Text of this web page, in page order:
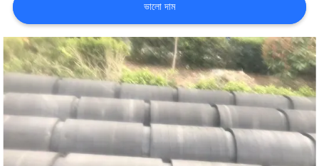
সম্পর্কে
কারখানা
ভ্রমণ
মান
ভালো দাম